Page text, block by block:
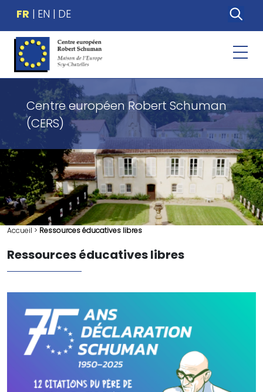
FR EN DE
Centre européen Robert Schuman
(CERS)
Accueil > Ressources éducatives libres
Ressources éducatives libres